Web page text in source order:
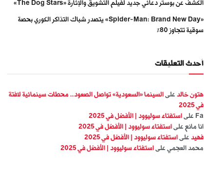
الكشف عن بوستر دعائي جديد لفيلم التشويق والإثارة «The Dog Stars»
«Spider-Man: Brand New Day» يتصدر شباك التذاكر الكوري بحصة
سوقية تتجاوز 80%
أحدث التعليقات
هتون خالد على السينما «السعودية» تواصل الصعود.. محطات سينمائية لافتة
في 2025
Fa على استفتاء سوليوود | الأفضل في 2025
انا مانع على استفتاء سوليوود | الأفضل في 2025
فهيد على استفتاء سوليوود | الأفضل في 2025
محمد العجمي على استفتاء سوليوود | الأفضل في 2025